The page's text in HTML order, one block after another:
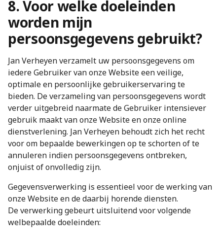
8. Voor welke doeleinden
worden mijn
persoonsgegevens gebruikt?
Jan Verheyen verzamelt uw persoonsgegevens om
iedere Gebruiker van onze Website een veilige,
optimale en persoonlijke gebruikerservaring te
bieden. De verzameling van persoonsgegevens wordt
verder uitgebreid naarmate de Gebruiker intensiever
gebruik maakt van onze Website en onze online
dienstverlening. Jan Verheyen behoudt zich het recht
voor om bepaalde bewerkingen op te schorten of te
annuleren indien persoonsgegevens ontbreken,
onjuist of onvolledig zijn.
Gegevensverwerking is essentieel voor de werking van
onze Website en de daarbij horende diensten.
De verwerking gebeurt uitsluitend voor volgende
welbepaalde doeleinden: